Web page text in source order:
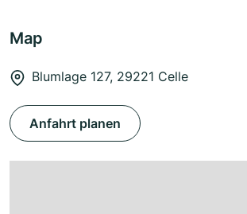
Map
Blumlage 127, 29221 Celle
Anfahrt planen